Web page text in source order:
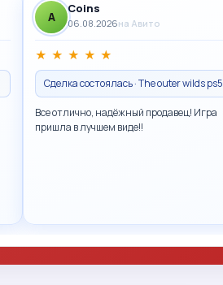
A
Coins
06.08.2026на Авито
★ ★ ★ ★ ★
Сделка состоялась · The outer wilds ps5
Все отлично, надёжный продавец! Игра
пришла в лучшем виде!!